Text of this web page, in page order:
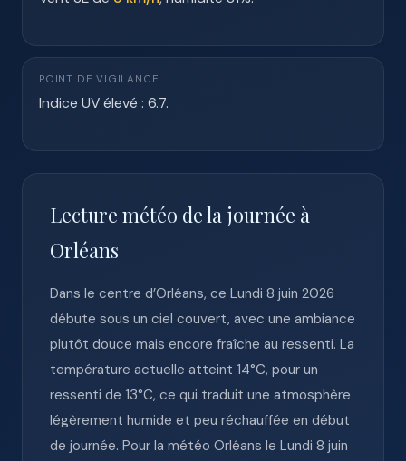
POINT DE VIGILANCE
Indice UV élevé : 6.7.
Lecture météo de la journée à
Orléans
Dans le centre d’Orléans, ce Lundi 8 juin 2026
débute sous un ciel couvert, avec une ambiance
plutôt douce mais encore fraîche au ressenti. La
température actuelle atteint 14°C, pour un
ressenti de 13°C, ce qui traduit une atmosphère
légèrement humide et peu réchauffée en début
de journée. Pour la météo Orléans le Lundi 8 juin